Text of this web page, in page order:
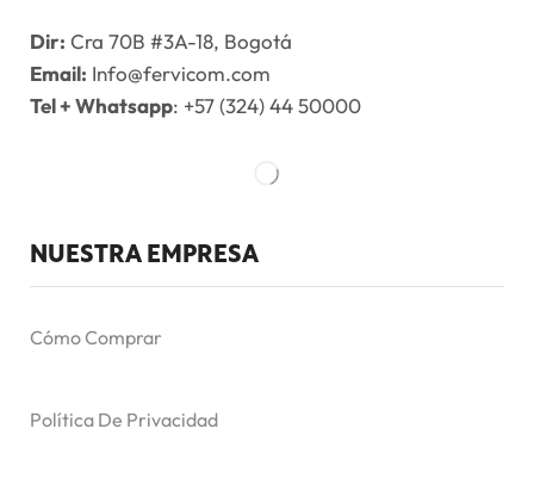
Dir: Cra 70B #3A-18, Bogotá
Email: Info@fervicom.com
Tel + Whatsapp: +57 (324) 44 50000
NUESTRA EMPRESA
Cómo Comprar
Política De Privacidad